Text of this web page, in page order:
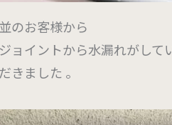
のお客様から
ョイントから水漏れがして
きました 。